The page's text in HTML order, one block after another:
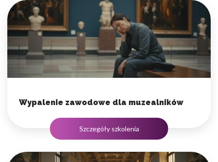
Wypalenie zawodowe dla muzealników
Szczegóły szkolenia